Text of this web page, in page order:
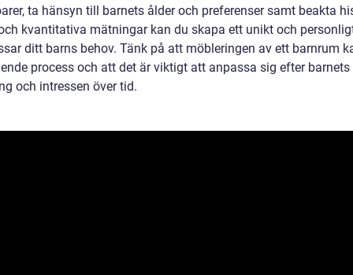
ta hänsyn till barnets ålder och preferenser samt beakta
kvantitativa mätningar kan du skapa ett unikt och
ditt barns behov. Tänk på att möbleringen av ett barnrum
process och att det är viktigt att anpassa sig efter barnets
och intressen över tid.